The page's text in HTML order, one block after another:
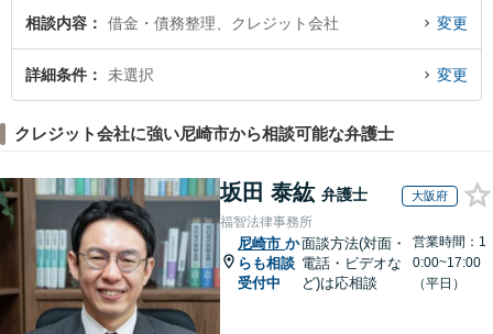
ラブルを今すぐに弁護士に相談したい』『クレジット会社の債務整理のトラブ
ル解決の実績豊富な近くの弁護士を検索したい』『初回相談無料でクレジット
会社の債務整理を法律相談できる尼崎市内の弁護士に相談予約したい』などで
相談内容 借金・債務整理、クレジット会社 変更
詳細条件 未選択 変更
クレジット会社に強い尼崎市から相談可能な弁護士
坂田 泰紘 弁護士 大阪府
福智法律事務所
尼崎市 か
らも相談
受付中
面談方法(対面・
電話・ビデオな
ど)は応相談
営業時間：1
0:00~17:00
（平日）